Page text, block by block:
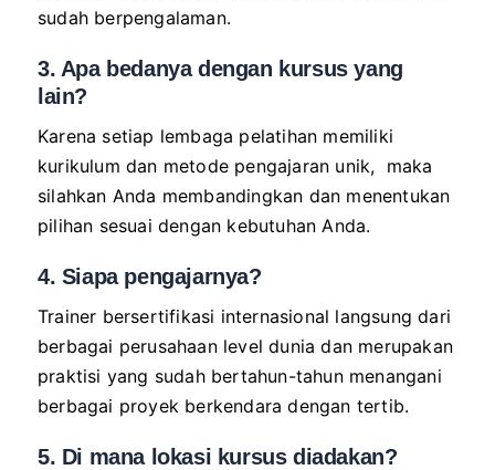
sudah berpengalaman.
3. Apa bedanya dengan kursus yang
lain?
Karena setiap lembaga pelatihan memiliki
kurikulum dan metode pengajaran unik, maka
silahkan Anda membandingkan dan menentukan
pilihan sesuai dengan kebutuhan Anda.
4. Siapa pengajarnya?
Trainer bersertifikasi internasional langsung dari
berbagai perusahaan level dunia dan merupakan
praktisi yang sudah bertahun-tahun menangani
berbagai proyek berkendara dengan tertib.
5. Di mana lokasi kursus diadakan?